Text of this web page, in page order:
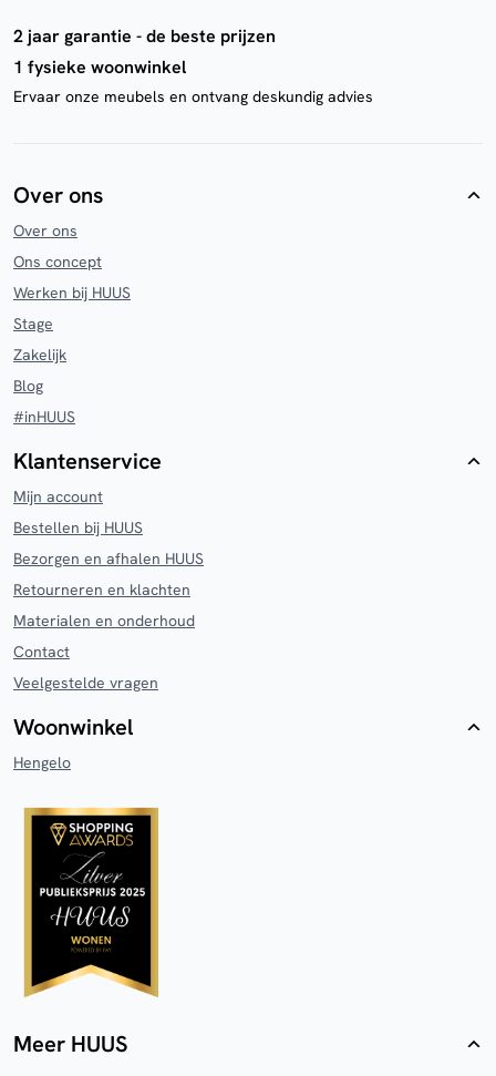
2 jaar garantie - de beste prijzen
1 fysieke woonwinkel
Ervaar onze meubels en ontvang deskundig advies
Over ons
Over ons
Ons concept
Werken bij HUUS
Stage
Zakelijk
Blog
#inHUUS
Klantenservice
Mijn account
Bestellen bij HUUS
Bezorgen en afhalen HUUS
Retourneren en klachten
Materialen en onderhoud
Contact
Veelgestelde vragen
Woonwinkel
Hengelo
Meer HUUS